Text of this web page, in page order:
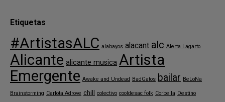
Etiquetas
#ArtistasALC alabayos alacant alc Alerta Lagarto
Alicante alicante musica Artista
Emergente Awake and Undead BadGatos bailar BeLoNa
Brainstorming Carlota Adrove chill colectivo cooldesac folk Corbella Destino